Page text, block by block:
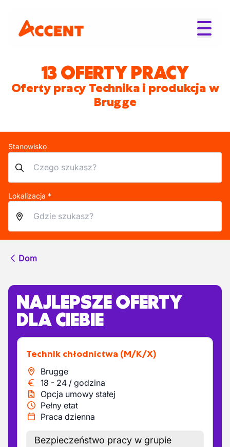
13 OFERTY PRACY
Oferty pracy Technika i produkcja w
Brugge
Stanowisko
Lokalizacja *
Dom
NAJLEPSZE OFERTY
DLA CIEBIE
Technik chłodnictwa (M/K/X)
Brugge
18 - 24 / godzina
Opcja umowy stałej
Pełny etat
Praca dzienna
Bezpieczeństwo pracy w grupie